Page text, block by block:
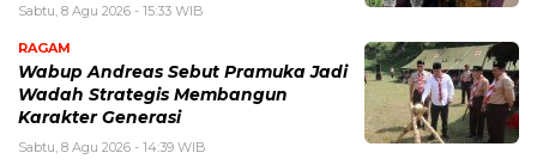
Sabtu, 8 Agu 2026 - 15:33 WIB
RAGAM
Wabup Andreas Sebut Pramuka Jadi
Wadah Strategis Membangun
Karakter Generasi ‎
Sabtu, 8 Agu 2026 - 14:39 WIB